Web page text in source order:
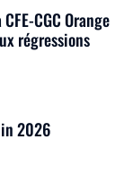
CGC Orange
régressions
2026